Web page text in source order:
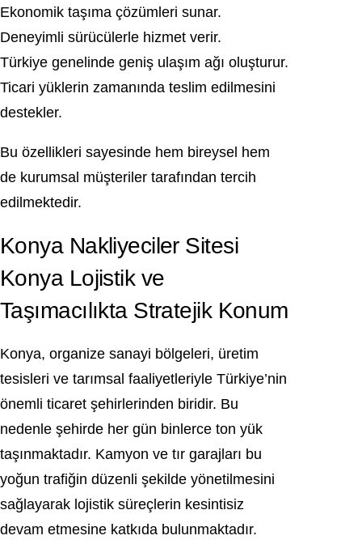
Ekonomik taşıma çözümleri sunar.
Deneyimli sürücülerle hizmet verir.
Türkiye genelinde geniş ulaşım ağı oluşturur.
Ticari yüklerin zamanında teslim edilmesini
destekler.
Bu özellikleri sayesinde hem bireysel hem
de kurumsal müşteriler tarafından tercih
edilmektedir.
Konya Nakliyeciler Sitesi
Konya Lojistik ve
Taşımacılıkta Stratejik Konum
Konya, organize sanayi bölgeleri, üretim
tesisleri ve tarımsal faaliyetleriyle Türkiye’nin
önemli ticaret şehirlerinden biridir. Bu
nedenle şehirde her gün binlerce ton yük
taşınmaktadır. Kamyon ve tır garajları bu
yoğun trafiğin düzenli şekilde yönetilmesini
sağlayarak lojistik süreçlerin kesintisiz
devam etmesine katkıda bulunmaktadır.